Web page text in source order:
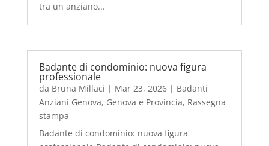
tra un anziano...
Badante di condominio: nuova figura
professionale
da Bruna Millaci | Mar 23, 2026| Badanti
Anziani Genova, Genova e Provincia, Rassegna
stampa
Badante di condominio: nuova figura